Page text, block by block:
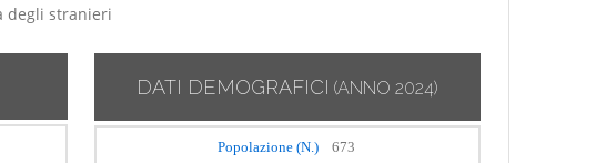
degli stranieri
DATI DEMOGRAFICI (ANNO 2024)
Popolazione (N.) 673